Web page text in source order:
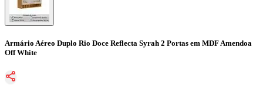
Armário Aéreo Duplo Rio Doce Reflecta Syrah 2 Portas em MDF Amendoa
Off White